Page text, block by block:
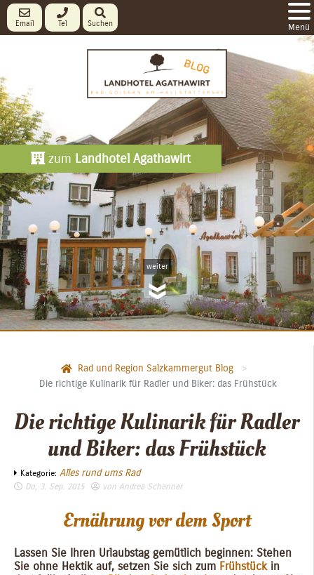
Email Tel Suchen Menü
weiter
zum Landhotel Agathawirt
Rad und Region Salzkammergut Blog
Die richtige Kulinarik für Radler und Biker: das Frühstück
Die richtige Kulinarik für Radler
und Biker: das Frühstück
Kategorie: Alles rund ums Rad
Do, 3. Sep. 2015 von Andrea Schenner
Ernährung vor dem Sport
Lassen Sie Ihren Urlaubstag gemütlich beginnen: Stehen
Sie ohne Hektik auf, setzen Sie sich zum Frühstück in